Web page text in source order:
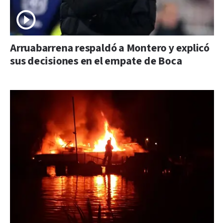
Arruabarrena respaldó a Montero y explicó
sus decisiones en el empate de Boca